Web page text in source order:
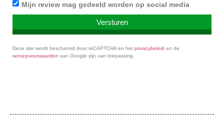
Mijn review mag gedeeld worden op social media
Versturen
Deze site wordt beschermd door reCAPTCHA en het privacybeleid en de
servicevoorwaarden van Google zijn van toepassing